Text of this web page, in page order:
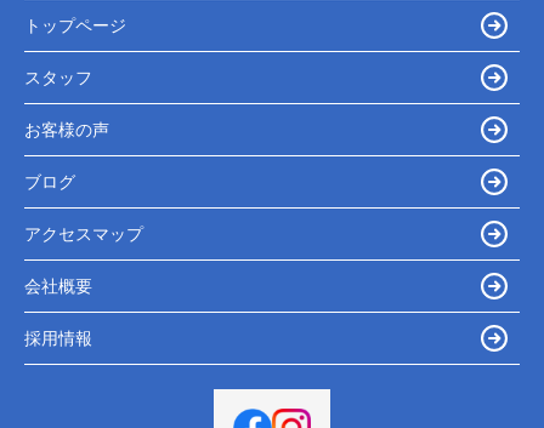
トップページ
スタッフ
お客様の声
ブログ
アクセスマップ
会社概要
採用情報